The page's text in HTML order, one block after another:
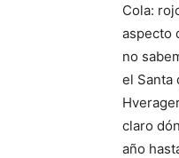
Cola:
aspecto
no
el Santa
claro
año